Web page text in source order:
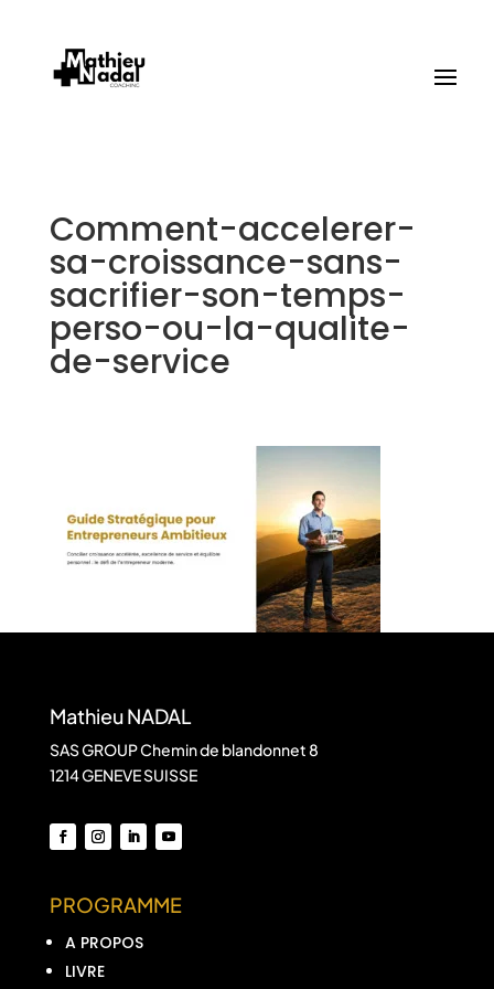
Comment-accelerer-
sa-croissance-sans-
sacrifier-son-temps-
perso-ou-la-qualite-
de-service
Mathieu NADAL
SAS GROUP Chemin de blandonnet 8
1214 GENEVE SUISSE
PROGRAMME
A PROPOS
LIVRE